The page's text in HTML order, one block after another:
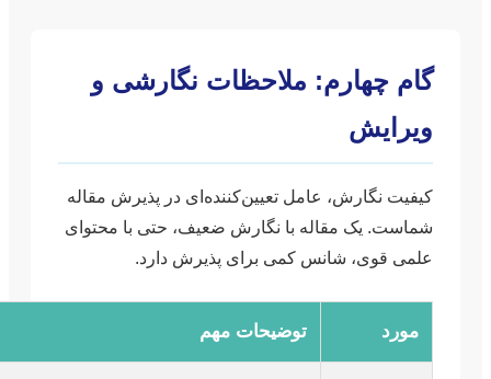
گام چهارم: ملاحظات نگارشی و
ویرایش
کیفیت نگارش، عامل تعیین‌کننده‌ای در پذیرش مقاله
شماست. یک مقاله با نگارش ضعیف، حتی با محتوای
علمی قوی، شانس کمی برای پذیرش دارد.
مورد توضیحات مهم